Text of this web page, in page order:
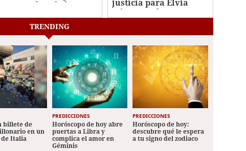
crimen de Jafeth Pozo
justicia para Elvia
Gómez, enfermera
TRENDING
billete de
en un
Italia
PREDICCIONES
Horóscopo de hoy abre
puertas a Libra y
complica el amor en
Géminis
PREDICCIONES
Horóscopo de hoy:
descubre qué le espera
a tu signo del zodiaco